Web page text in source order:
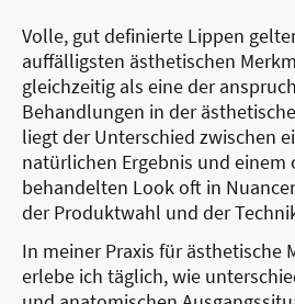
Volle, gut definierte Lippen
auffälligsten ästhetischen
gleichzeitig als eine der
Behandlungen in der
liegt der Unterschied zwischen
natürlichen Ergebnis und einem
behandelten Look oft in
der Produktwahl und der
In meiner Praxis für ästhetische
erlebe ich täglich, wie